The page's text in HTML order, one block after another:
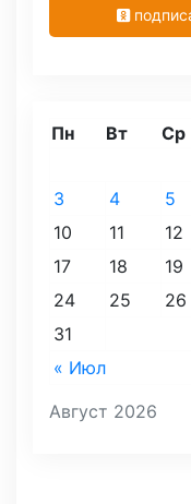
Август 2026
Пн Вт Ср
« Июл
3
4 5
10
11 12
17
18 19
24
25 26
31